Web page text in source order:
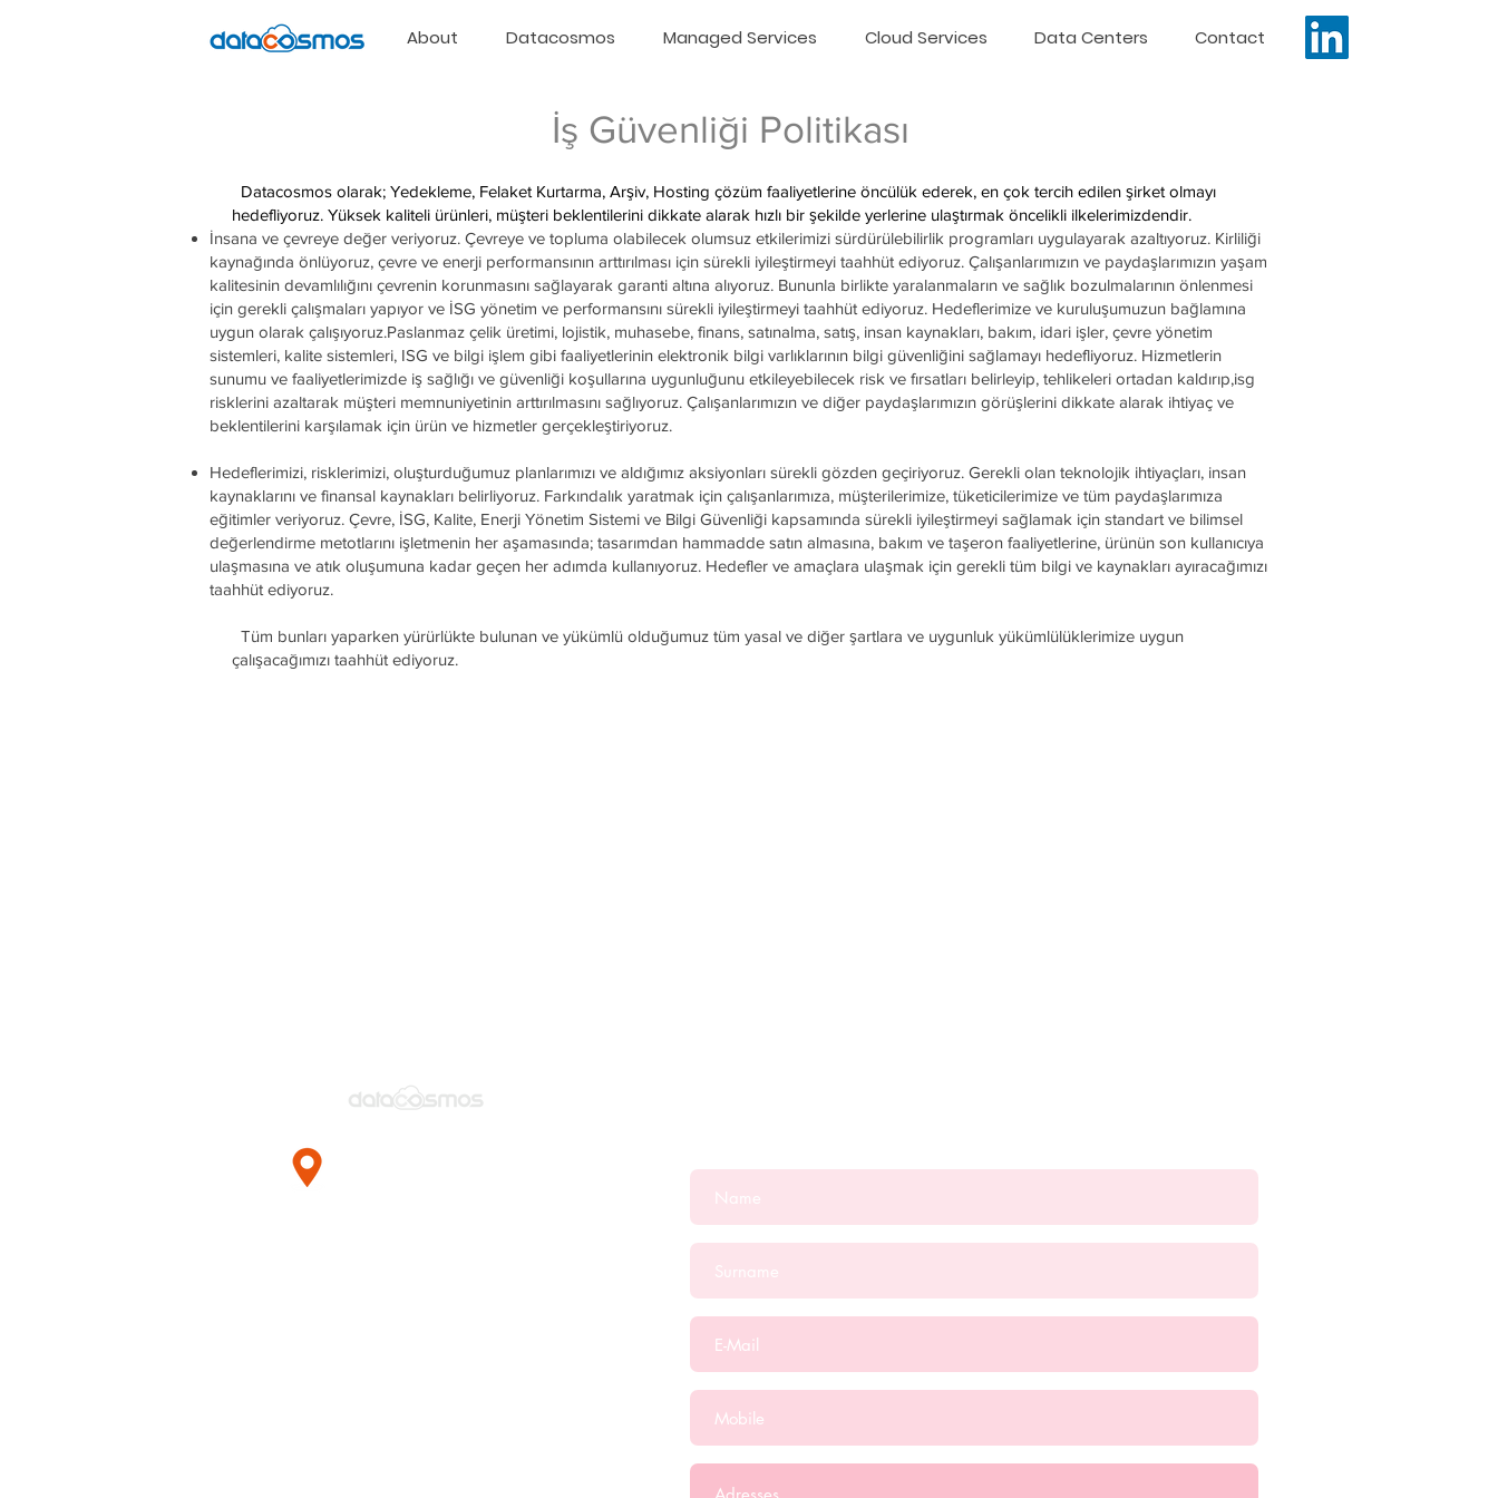
About Datacosmos Managed Services Cloud Services Data Centers Contact
İş Güvenliği Politikası
Datacosmos olarak; Yedekleme, Felaket Kurtarma, Arşiv, Hosting çözüm faaliyetlerine öncülük ederek, en çok tercih edilen şirket olmayı
hedefliyoruz. Yüksek kaliteli ürünleri, müşteri beklentilerini dikkate alarak hızlı bir şekilde yerlerine ulaştırmak öncelikli ilkelerimizdendir.
İnsana ve çevreye değer veriyoruz. Çevreye ve topluma olabilecek olumsuz etkilerimizi sürdürülebilirlik programları uygulayarak azaltıyoruz. Kirliliği
kaynağında önlüyoruz, çevre ve enerji performansının arttırılması için sürekli iyileştirmeyi taahhüt ediyoruz. Çalışanlarımızın ve paydaşlarımızın yaşam
kalitesinin devamlılığını çevrenin korunmasını sağlayarak garanti altına alıyoruz. Bununla birlikte yaralanmaların ve sağlık bozulmalarının önlenmesi
için gerekli çalışmaları yapıyor ve İSG yönetim ve performansını sürekli iyileştirmeyi taahhüt ediyoruz. Hedeflerimize ve kuruluşumuzun bağlamına
uygun olarak çalışıyoruz.Paslanmaz çelik üretimi, lojistik, muhasebe, finans, satınalma, satış, insan kaynakları, bakım, idari işler, çevre yönetim
sistemleri, kalite sistemleri, ISG ve bilgi işlem gibi faaliyetlerinin elektronik bilgi varlıklarının bilgi güvenliğini sağlamayı hedefliyoruz. Hizmetlerin
sunumu ve faaliyetlerimizde iş sağlığı ve güvenliği koşullarına uygunluğunu etkileyebilecek risk ve fırsatları belirleyip, tehlikeleri ortadan kaldırıp,isg
risklerini azaltarak müşteri memnuniyetinin arttırılmasını sağlıyoruz. Çalışanlarımızın ve diğer paydaşlarımızın görüşlerini dikkate alarak ihtiyaç ve
beklentilerini karşılamak için ürün ve hizmetler gerçekleştiriyoruz.
Hedeflerimizi, risklerimizi, oluşturduğumuz planlarımızı ve aldığımız aksiyonları sürekli gözden geçiriyoruz. Gerekli olan teknolojik ihtiyaçları, insan
kaynaklarını ve finansal kaynakları belirliyoruz. Farkındalık yaratmak için çalışanlarımıza, müşterilerimize, tüketicilerimize ve tüm paydaşlarımıza
eğitimler veriyoruz. Çevre, İSG, Kalite, Enerji Yönetim Sistemi ve Bilgi Güvenliği kapsamında sürekli iyileştirmeyi sağlamak için standart ve bilimsel
değerlendirme metotlarını işletmenin her aşamasında; tasarımdan hammadde satın almasına, bakım ve taşeron faaliyetlerine, ürünün son kullanıcıya
ulaşmasına ve atık oluşumuna kadar geçen her adımda kullanıyoruz. Hedefler ve amaçlara ulaşmak için gerekli tüm bilgi ve kaynakları ayıracağımızı
taahhüt ediyoruz.
Tüm bunları yaparken yürürlükte bulunan ve yükümlü olduğumuz tüm yasal ve diğer şartlara ve uygunluk yükümlülüklerimize uygun
çalışacağımızı taahhüt ediyoruz.